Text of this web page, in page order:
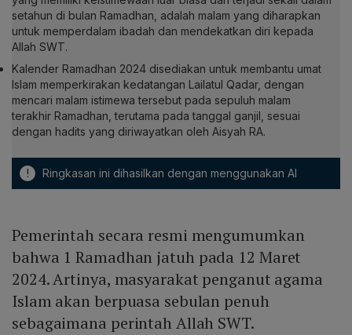
setahun di bulan Ramadhan, adalah malam yang diharapkan
untuk memperdalam ibadah dan mendekatkan diri kepada
Allah SWT.
Kalender Ramadhan 2024 disediakan untuk membantu umat
Islam memperkirakan kedatangan Lailatul Qadar, dengan
mencari malam istimewa tersebut pada sepuluh malam
terakhir Ramadhan, terutama pada tanggal ganjil, sesuai
dengan hadits yang diriwayatkan oleh Aisyah RA.
! Ringkasan ini dihasilkan dengan menggunakan AI
Pemerintah secara resmi mengumumkan
bahwa 1 Ramadhan jatuh pada 12 Maret
2024. Artinya, masyarakat penganut agama
Islam akan berpuasa sebulan penuh
sebagaimana perintah Allah SWT.